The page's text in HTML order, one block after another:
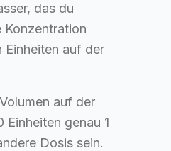
das du
Einheiten auf der
auf der
genau 1
Dosis sein.